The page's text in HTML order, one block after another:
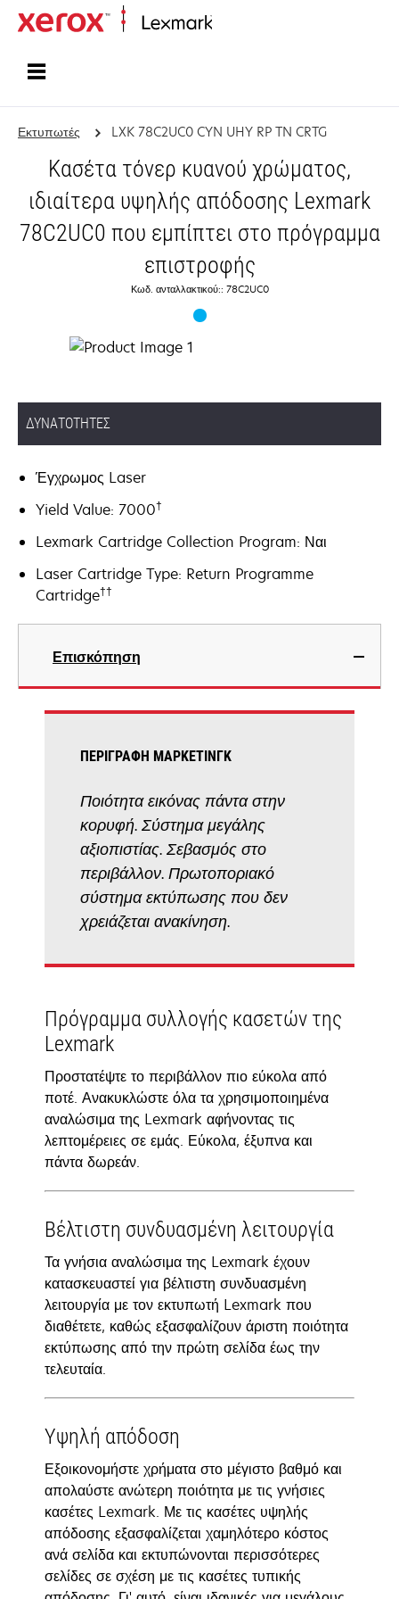
Εκτυπωτές LXK 78C2UC0 CYN UHY RP TN CRTG
Κασέτα τόνερ κυανού χρώματος,
ιδιαίτερα υψηλής απόδοσης Lexmark
78C2UC0 που εμπίπτει στο πρόγραμμα
επιστροφής
Κωδ. ανταλλακτικού:: 78C2UC0
ΔΥΝΑΤΌΤΗΤΕΣ
Έγχρωμος Laser
Yield Value: 7000†
Lexmark Cartridge Collection Program: Ναι
Laser Cartridge Type: Return Programme
Cartridge††
Επισκόπηση
ΠΕΡΙΓΡΑΦΉ ΜΆΡΚΕΤΙΝΓΚ
Ποιότητα εικόνας πάντα στην
κορυφή. Σύστημα μεγάλης
αξιοπιστίας. Σεβασμός στο
περιβάλλον. Πρωτοποριακό
σύστημα εκτύπωσης που δεν
χρειάζεται ανακίνηση.
Πρόγραμμα συλλογής κασετών της
Lexmark
Προστατέψτε το περιβάλλον πιο εύκολα από
ποτέ. Ανακυκλώστε όλα τα χρησιμοποιημένα
αναλώσιμα της Lexmark αφήνοντας τις
λεπτομέρειες σε εμάς. Εύκολα, έξυπνα και
πάντα δωρεάν.
Βέλτιστη συνδυασμένη λειτουργία
Τα γνήσια αναλώσιμα της Lexmark έχουν
κατασκευαστεί για βέλτιστη συνδυασμένη
λειτουργία με τον εκτυπωτή Lexmark που
διαθέτετε, καθώς εξασφαλίζουν άριστη ποιότητα
εκτύπωσης από την πρώτη σελίδα έως την
τελευταία.
Υψηλή απόδοση
Εξοικονομήστε χρήματα στο μέγιστο βαθμό και
απολαύστε ανώτερη ποιότητα με τις γνήσιες
κασέτες Lexmark. Με τις κασέτες υψηλής
απόδοσης εξασφαλίζεται χαμηλότερο κόστος
ανά σελίδα και εκτυπώνονται περισσότερες
σελίδες σε σχέση με τις κασέτες τυπικής